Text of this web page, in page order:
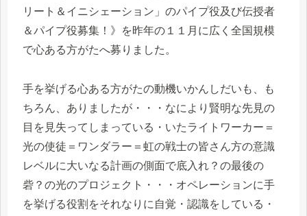
リート＆イニシェーション」のパイプ役及び伝授者
＆パイプ役募集！》を昨年の１１月に広く全国規模
で心ある方がたへ募りました。
手を挙げる心ある方がたの動機いかんしだいも、も
ちろん、ありましたが・・・なにより賢明な先見の
目を見失ってしまっている・いたライトワーカー＝
光の使徒＝ワンダラー＝虹の戦士の皆さん方の意識
レベルに大いなる計画の側面で底入れ？の最後の
砦？の光のプロジェクト・・・オペレーションに手
を挙げる役割をそれなりに自覚・認識をしている・